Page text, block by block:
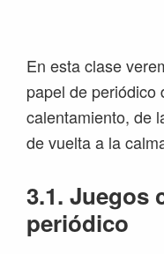
navegación
principal
contenido
principal
barra
lateral
principal
página
En esta clase
papel de periódico
calentamiento, de
de vuelta a la
3.1. Juegos
periódico